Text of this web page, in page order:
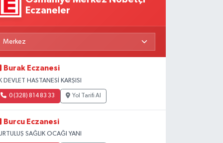
Eczaneler
Burak Eczanesi
DEVLET HASTANESİ KARŞISI
0 (328) 814 83 33 Yol Tarifi Al
Burcu Eczanesi
SAĞLIK OCAĞI YANI